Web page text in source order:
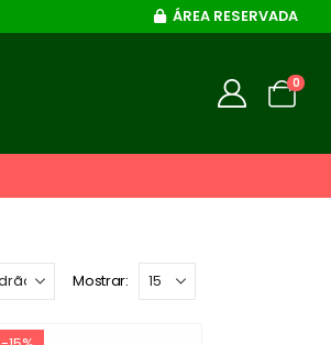
ÁREA RESERVADA
0
Mostrar: